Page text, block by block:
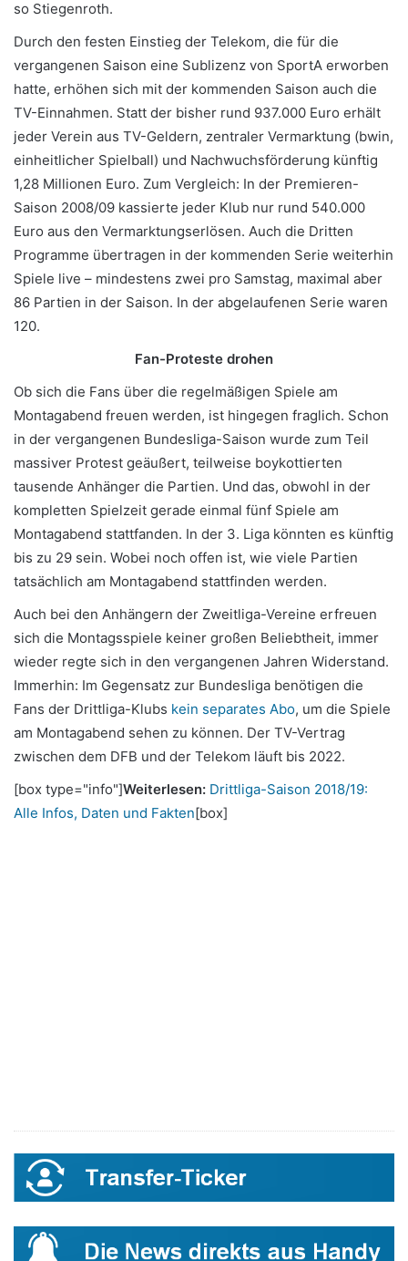
so Stiegenroth.
Durch den festen Einstieg der Telekom, die für die
vergangenen Saison eine Sublizenz von SportA erworben
hatte, erhöhen sich mit der kommenden Saison auch die
TV-Einnahmen. Statt der bisher rund 937.000 Euro erhält
jeder Verein aus TV-Geldern, zentraler Vermarktung (bwin,
einheitlicher Spielball) und Nachwuchsförderung künftig
1,28 Millionen Euro. Zum Vergleich: In der Premieren-
Saison 2008/09 kassierte jeder Klub nur rund 540.000
Euro aus den Vermarktungserlösen. Auch die Dritten
Programme übertragen in der kommenden Serie weiterhin
Spiele live – mindestens zwei pro Samstag, maximal aber
86 Partien in der Saison. In der abgelaufenen Serie waren
120.
Fan-Proteste drohen
Ob sich die Fans über die regelmäßigen Spiele am
Montagabend freuen werden, ist hingegen fraglich. Schon
in der vergangenen Bundesliga-Saison wurde zum Teil
massiver Protest geäußert, teilweise boykottierten
tausende Anhänger die Partien. Und das, obwohl in der
kompletten Spielzeit gerade einmal fünf Spiele am
Montagabend stattfanden. In der 3. Liga könnten es künftig
bis zu 29 sein. Wobei noch offen ist, wie viele Partien
tatsächlich am Montagabend stattfinden werden.
Auch bei den Anhängern der Zweitliga-Vereine erfreuen
sich die Montagsspiele keiner großen Beliebtheit, immer
wieder regte sich in den vergangenen Jahren Widerstand.
Immerhin: Im Gegensatz zur Bundesliga benötigen die
Fans der Drittliga-Klubs kein separates Abo, um die Spiele
am Montagabend sehen zu können. Der TV-Vertrag
zwischen dem DFB und der Telekom läuft bis 2022.
[box type="info"]Weiterlesen: Drittliga-Saison 2018/19:
Alle Infos, Daten und Fakten[box]